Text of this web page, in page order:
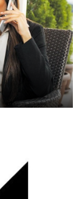
- curs